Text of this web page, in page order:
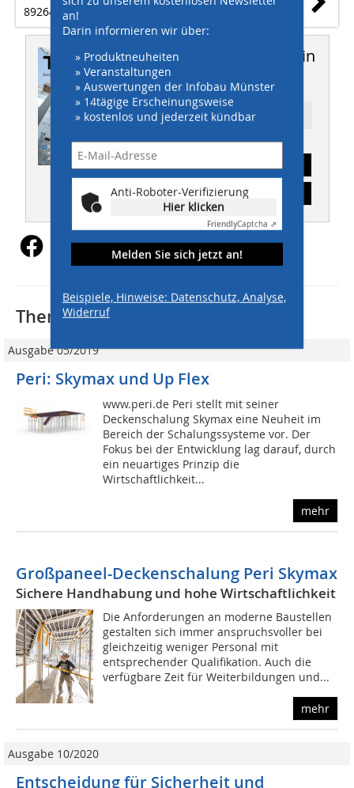
89264 Weißenhorn
Dieser Artikel erschien in
THIS 10/2021
Ressort: INGENIEURBAU
Abonnement
Inhaltsverzeichnis
an!
Darin informieren wir über:
» Produktneuheiten
» Veranstaltungen
» Auswertungen der Infobau Münster
» 14tägige Erscheinungsweise
» kostenlos und jederzeit kündbar
Anti-Roboter-Verifizierung
Hier klicken
FriendlyCaptcha ⇗
Melden Sie sich jetzt an!
Beispiele, Hinweise: Datenschutz, Analyse,
Widerruf
Thematisch passende Artikel:
Ausgabe 05/2019
Peri: Skymax und Up Flex
www.peri.de Peri stellt mit seiner
Deckenschalung Skymax eine Neuheit im
Bereich der Schalungssysteme vor. Der
Fokus bei der Entwicklung lag darauf, durch
ein neuartiges Prinzip die
Wirtschaftlichkeit...
mehr
Großpaneel-Deckenschalung Peri Skymax
Sichere Handhabung und hohe Wirtschaftlichkeit
Die Anforderungen an moderne Baustellen
gestalten sich immer anspruchsvoller bei
gleichzeitig weniger Personal mit
entsprechender Qualifikation. Auch die
verfügbare Zeit für Weiterbildungen und...
mehr
Ausgabe 10/2020
Entscheidung für Sicherheit und